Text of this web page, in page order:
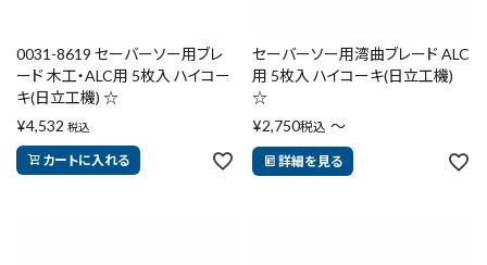
0031-8619 セーバーソー用ブレ
ード 木工・ALC用 5枚入 ハイコー
キ(日立工機) ☆
¥4,532 税込
カートに入れる
セーバーソー用湾曲ブレード ALC
用 5枚入 ハイコーキ(日立工機)
☆
¥2,750税込 〜
詳細を見る